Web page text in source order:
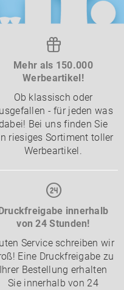
Mehr als 150.000
Werbeartikel!
Ob klassisch oder
- für jeden was
Bei uns finden Sie
riesiges Sortiment toller
Werbeartikel.
Druckfreigabe innerhalb
von 24 Stunden!
Service schreiben wir
Eine Druckfreigabe zu
Ihrer Bestellung erhalten
Sie innerhalb von 24